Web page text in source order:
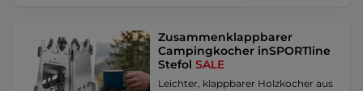
Zusammenklappbarer
Campingkocher inSPORTline
StefolSALE
Leichter, klappbarer Holzkocher aus